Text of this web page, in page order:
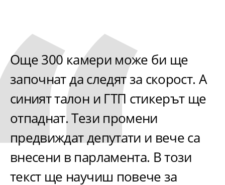
Още 300 камери може би ще
започнат да следят за скорост. А
синият талон и ГТП стикерът ще
отпаднат. Тези промени
предвиждат депутати и вече са
внесени в парламента. В този
текст ще научиш повече за